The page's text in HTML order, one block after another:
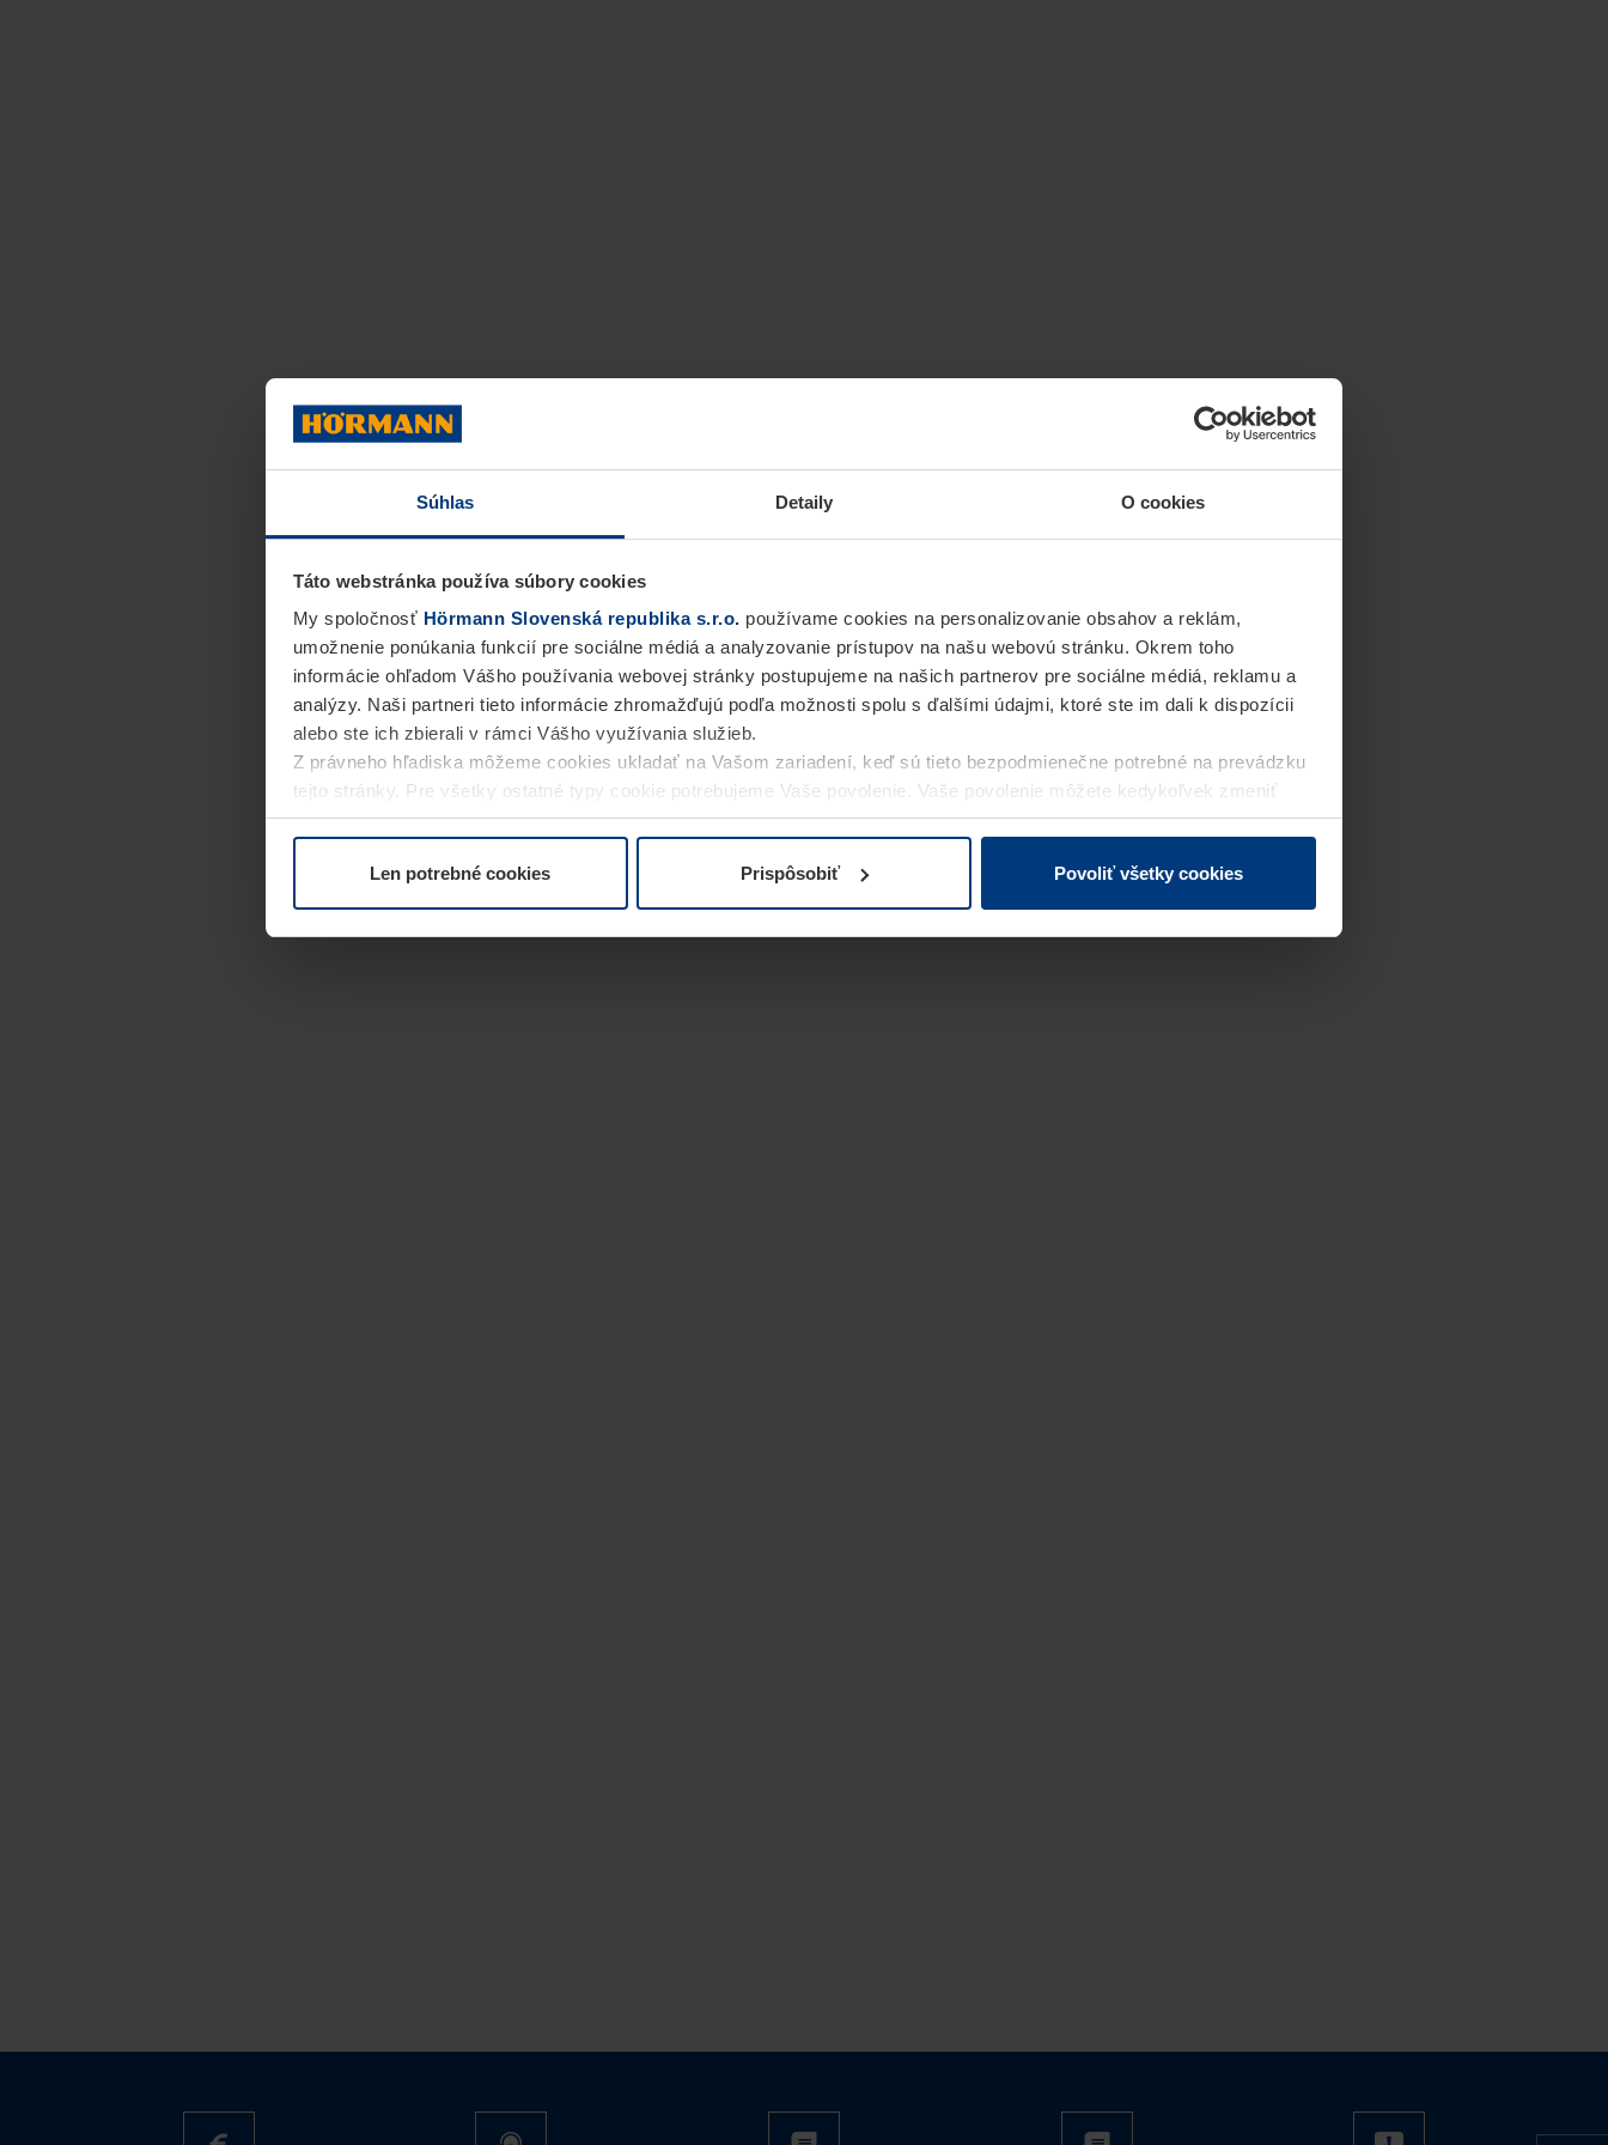
Súhlas Detaily O cookies
Táto webstránka používa súbory cookies
My spoločnosť Hörmann Slovenská republika s.r.o. používame cookies na personalizovanie obsahov a reklám,
umožnenie ponúkania funkcií pre sociálne médiá a analyzovanie prístupov na našu webovú stránku. Okrem toho
informácie ohľadom Vášho používania webovej stránky postupujeme na našich partnerov pre sociálne médiá, reklamu a
analýzy. Naši partneri tieto informácie zhromažďujú podľa možnosti spolu s ďalšími údajmi, ktoré ste im dali k dispozícii
alebo ste ich zbierali v rámci Vášho využívania služieb.
Z právneho hľadiska môžeme cookies ukladať na Vašom zariadení, keď sú tieto bezpodmienečne potrebné na prevádzku
tejto stránky. Pre všetky ostatné typy cookie potrebujeme Vaše povolenie. Vaše povolenie môžete kedykoľvek zmeniť
alebo odvolať vo vysvetlení cookie na stránkeVyhlásenie o ochrane osobných údajovnašej webovej stránky.
Len potrebné cookies Prispôsobiť Povoliť všetky cookies